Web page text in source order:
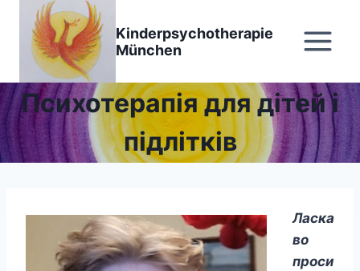
Перейти
вмісту
Kinderpsychotherapie
München
Психотерапія для дітей і
підлітків
Ласка
во
проси